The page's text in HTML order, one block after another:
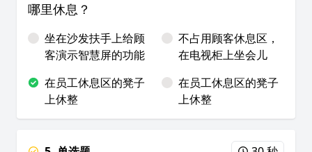
哪里休息？
坐在沙发扶手上给顾
客演示智慧屏的功能
不占用顾客休息区，
在电视柜上坐会儿
在员工休息区的凳子
上休整
在员工休息区的凳子
上休整